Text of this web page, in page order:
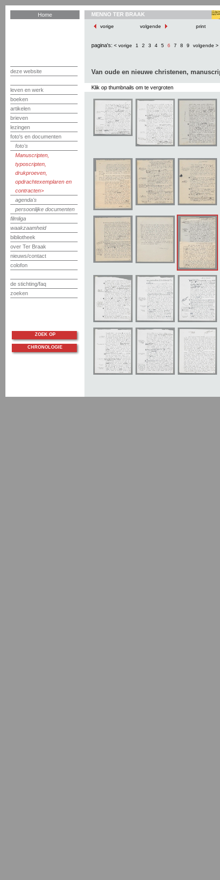
Home
deze website
leven en werk
boeken
artikelen
brieven
lezingen
foto's en documenten
foto's
Manuscripten,
typoscripten,
drukproeven,
opdrachtexemplaren en
contracten
agenda's
persoonlijke documenten
filmliga
waakzaamheid
bibliotheek
over Ter Braak
nieuws/contact
colofon
de stichting/faq
zoeken
MENNO TER BRAAK
vorige volgende print
pagina's: < vorige 1 2 3 4 5 6 7 8 9 volgende >
Van oude en nieuwe christenen,
Klik op thumbnails om te vergroten
ZOEK OP
CHRONOLOGIE